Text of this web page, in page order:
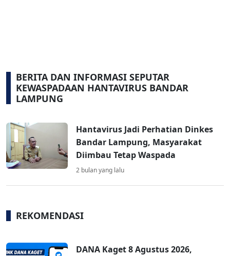
BERITA DAN INFORMASI SEPUTAR
KEWASPADAAN HANTAVIRUS BANDAR
LAMPUNG
Hantavirus Jadi Perhatian Dinkes
Bandar Lampung, Masyarakat
Diimbau Tetap Waspada
2 bulan yang lalu
REKOMENDASI
DANA Kaget 8 Agustus 2026,